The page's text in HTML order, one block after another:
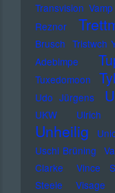
Transvision Vamp
Reznor
Brusch Tristwch
Adebimpe
Tuxedomoon
Udo Jürgens
UKW Ulrich
Unheilig
Uschi Brüning
Clarke
Vince
Steele
Visage